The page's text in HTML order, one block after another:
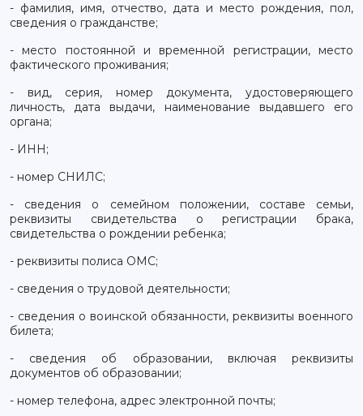
- фамилия, имя, отчество, дата и место рождения, пол,
сведения о гражданстве;
- место постоянной и временной регистрации, место
фактического проживания;
- вид, серия, номер документа, удостоверяющего
личность, дата выдачи, наименование выдавшего его
органа;
- ИНН;
- номер СНИЛС;
- сведения о семейном положении, составе семьи,
реквизиты свидетельства о регистрации брака,
свидетельства о рождении ребенка;
- реквизиты полиса ОМС;
- сведения о трудовой деятельности;
- сведения о воинской обязанности, реквизиты военного
билета;
- сведения об образовании, включая реквизиты
документов об образовании;
- номер телефона, адрес электронной почты;